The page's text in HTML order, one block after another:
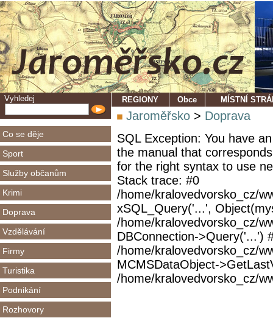
Vyhledej
Co se děje
Sport
Služby občanům
Krimi
Doprava
Vzdělávání
Firmy
Turistika
Podnikání
Rozhovory
REGIONY Obce MÍSTNÍ
Jaroměřsko > Doprava
SQL Exception: You have
the manual that
for the right syntax to use
Stack trace: #0
/home/kralovedvorsko_cz/
xSQL_Query('...',
/home/kralovedvorsko_cz/
DBConnection->Query('...')
/home/kralovedvorsko_cz/
MCMSDataObject-
/home/kralovedvorsko_cz/